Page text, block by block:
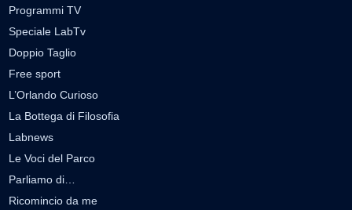
Programmi TV
Speciale LabTv
Doppio Taglio
Free sport
L’Orlando Curioso
La Bottega di Filosofia
Labnews
Le Voci del Parco
Parliamo di…
Ricomincio da me